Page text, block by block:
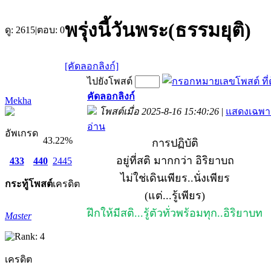
ดู: 2615|ตอบ: 0พรุ่งนี้วันพระ(ธรรมยุติ)
[คัดลอกลิงก์]
Mekha
อัพเกรด
43.22%
433
กระทู้
440
โพสต์
2445
เครดิต
Master
เครดิต
ไปยังโพสต์
คัดลอกลิงก์
โพสต์เมื่อ 2025-8-16 15:40:26 | แสดงเฉพ
อ่าน
การปฏิบัติ
อยู่ที่สติ มากกว่า อิริยาบถ
ไม่ใช่เดินเพียร..นั่งเพียร
(แต่...รู้เพียร)
ฝึกให้มีสติ...รู้ตัวทั่วพร้อมทุก..อิริยาบท